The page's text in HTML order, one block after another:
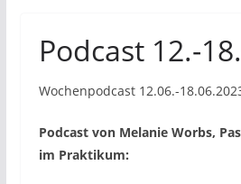
Podcast 12.-
Wochenpodcast 12.06.-
Podcast von Melanie Worbs,
im Praktikum: